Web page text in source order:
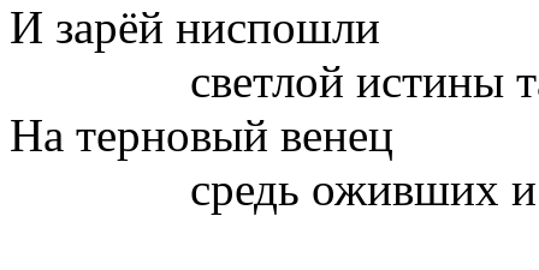
И зарёй ниспошли
светлой истины
На терновый венец
средь оживших и